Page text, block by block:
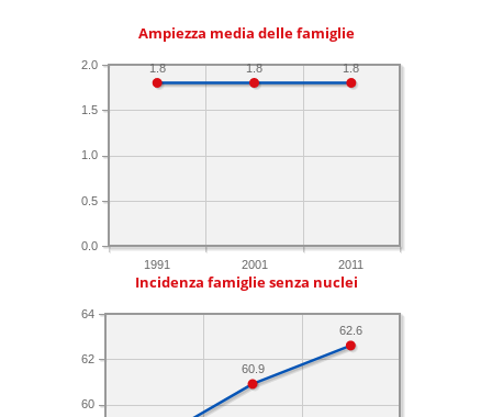
Ampiezza media delle famiglie
1991 2001 2011
0.0
0.5
1.0
1.5
2.0 1.8
1.8
1.8
Incidenza famiglie senza nuclei
60
62
64
62.6
60.9